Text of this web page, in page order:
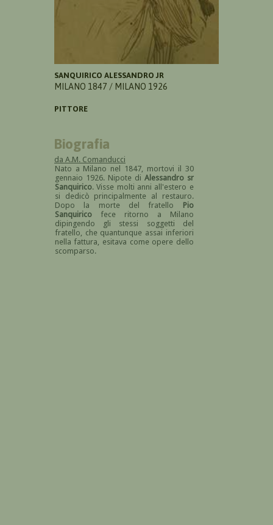
SANQUIRICO ALESSANDRO JR
MILANO 1847 / MILANO 1926
PITTORE
Biografia
da A.M. Comanducci
Nato a Milano nel 1847, mortovi il 30
gennaio 1926. Nipote di Alessandro sr
Sanquirico. Visse molti anni all'estero e
si dedicò principalmente al restauro.
Dopo la morte del fratello Pio
Sanquiricofece ritorno a Milano
dipingendo gli stessi soggetti del
fratello, che quantunque assai inferiori
nella fattura, esitava come opere dello
scomparso.